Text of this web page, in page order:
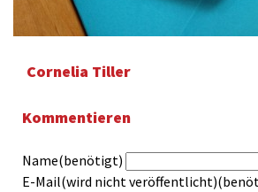
Cornelia Tiller
Kommentieren
Name(benötigt)
E-Mail(wird nicht